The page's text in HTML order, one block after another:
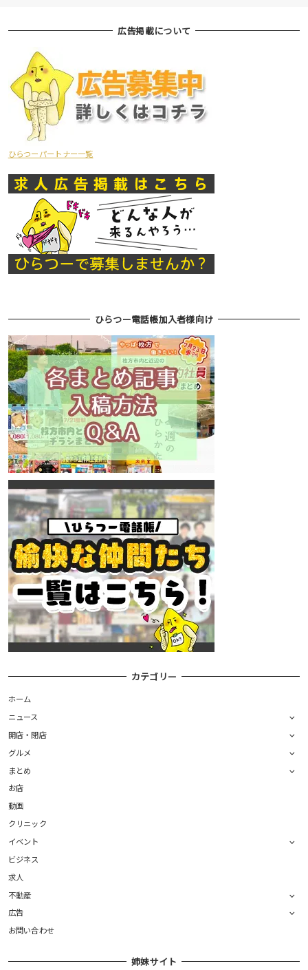
広告掲載について
ひらつーパートナー一覧
ひらつー電話帳加入者様向け
カテゴリー
ホーム
ニュース
開店・閉店
グルメ
まとめ
お店
動画
クリニック
イベント
ビジネス
求人
不動産
広告
お問い合わせ
姉妹サイト